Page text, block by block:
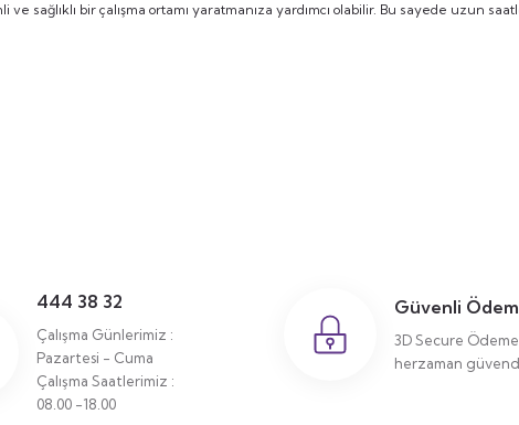
sağlıklı bir çalışma ortamı yaratmanıza yardımcı olabilir. Bu sayede uzun
444 38 32
Çalışma Günlerimiz :
Pazartesi - Cuma
Çalışma Saatlerimiz :
08.00 -18.00
Güvenli
3D Secure
herzaman